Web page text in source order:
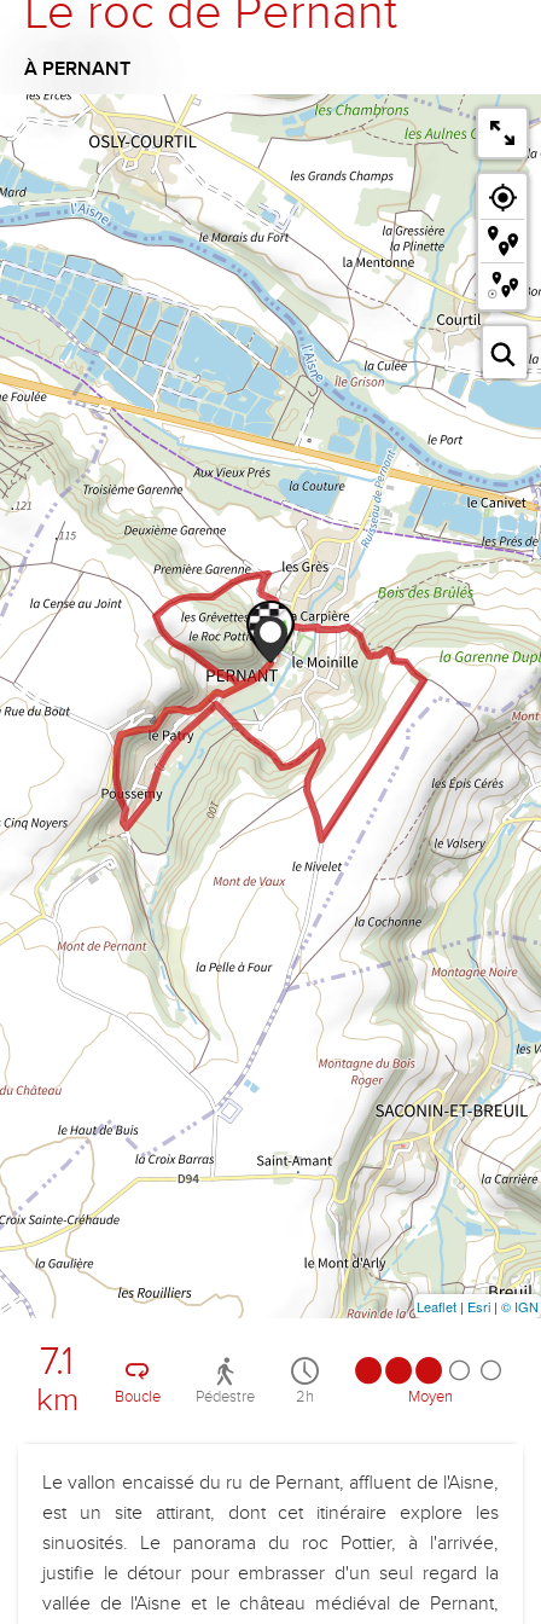
Le roc de Pernant
À PERNANT
7.1
km Boucle Pédestre 2h Moyen
Le vallon encaissé du ru de Pernant, affluent de l'Aisne,
est un site attirant, dont cet itinéraire explore les
sinuosités. Le panorama du roc Pottier, à l'arrivée,
justifie le détour pour embrasser d'un seul regard la
vallée de l'Aisne et le château médiéval de Pernant,
Leaflet | Esri | © IGN